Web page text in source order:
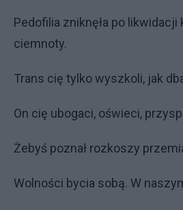
Pedofilia zniknęła po likwidacji
ciemnoty.
Trans cię tylko wyszkoli, jak
On cię ubogaci, oświeci,
Żebyś poznał rozkoszy
Wolności bycia sobą. W